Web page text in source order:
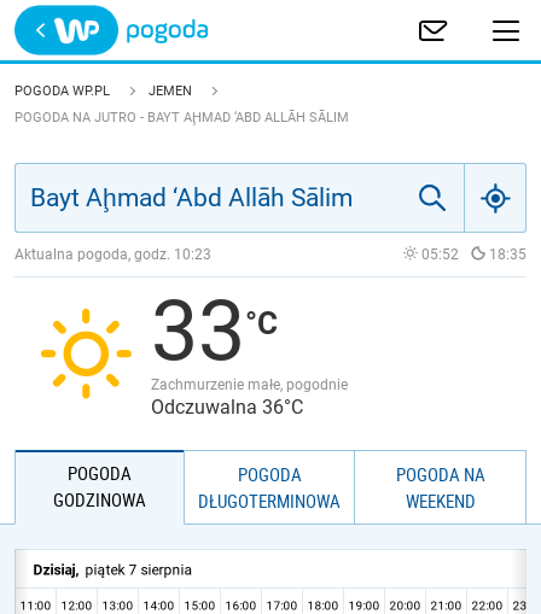
Trwa ładowanie
POLSKA
ŚWIAT
JAKOŚĆ POWIETRZA
POGODA WP.PL
JEMEN
POGODA NA JUTRO - BAYT AḨMAD ‘ABD ALLĀH SĀLIM
Aktualna pogoda, godz. 10:23 05:52 18:35
33
Zachmurzenie małe, pogodnie
Odczuwalna 36°C
POGODA
GODZINOWA
POGODA
DŁUGOTERMINOWA
POGODA NA
WEEKEND